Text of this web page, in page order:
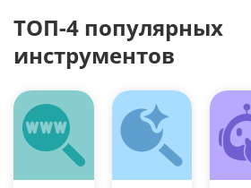
ТОП-4 популярных
инструментов